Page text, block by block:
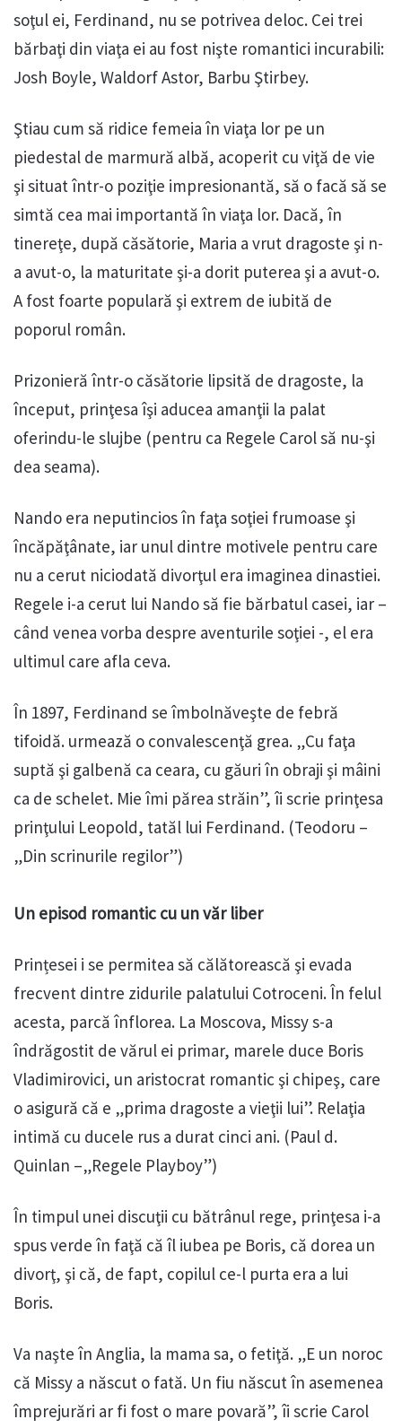
soţul ei, Ferdinand, nu se potrivea deloc. Cei trei
bărbaţi din viaţa ei au fost nişte romantici incurabili:
Josh Boyle, Waldorf Astor, Barbu Ştirbey.
Ştiau cum să ridice femeia în viaţa lor pe un
piedestal de marmură albă, acoperit cu viţă de vie
şi situat într-o poziţie impresionantă, să o facă să se
simtă cea mai importantă în viaţa lor. Dacă, în
tinereţe, după căsătorie, Maria a vrut dragoste şi n-
a avut-o, la maturitate şi-a dorit puterea şi a avut-o.
A fost foarte populară şi extrem de iubită de
poporul român.
Prizonieră într-o căsătorie lipsită de dragoste, la
început, prinţesa îşi aducea amanţii la palat
oferindu-le slujbe (pentru ca Regele Carol să nu-şi
dea seama).
Nando era neputincios în faţa soţiei frumoase şi
încăpăţânate, iar unul dintre motivele pentru care
nu a cerut niciodată divorţul era imaginea dinastiei.
Regele i-a cerut lui Nando să fie bărbatul casei, iar –
când venea vorba despre aventurile soţiei -, el era
ultimul care afla ceva.
În 1897, Ferdinand se îmbolnăveşte de febră
tifoidă. urmează o convalescenţă grea. „Cu faţa
suptă şi galbenă ca ceara, cu găuri în obraji şi mâini
ca de schelet. Mie îmi părea străin”, îi scrie prinţesa
prinţului Leopold, tatăl lui Ferdinand. (Teodoru –
„Din scrinurile regilor”)
Un episod romantic cu un văr liber
Prințesei i se permitea să călătorească şi evada
frecvent dintre zidurile palatului Cotroceni. În felul
acesta, parcă înflorea. La Moscova, Missy s-a
îndrăgostit de vărul ei primar, marele duce Boris
Vladimirovici, un aristocrat romantic şi chipeş, care
o asigură că e „prima dragoste a vieţii lui”. Relaţia
intimă cu ducele rus a durat cinci ani. (Paul d.
Quinlan –„Regele Playboy”)
În timpul unei discuţii cu bătrânul rege, prinţesa i-a
spus verde în faţă că îl iubea pe Boris, că dorea un
divorţ, şi că, de fapt, copilul ce-l purta era a lui
Boris.
Va naşte în Anglia, la mama sa, o fetiţă. „E un noroc
că Missy a născut o fată. Un fiu născut în asemenea
împrejurări ar fi fost o mare povară”, îi scrie Carol